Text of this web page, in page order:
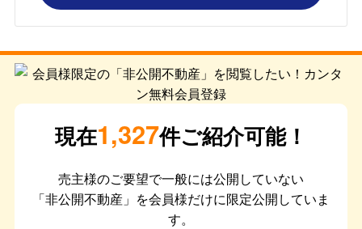
現在1,327件ご紹介可能！
売主様のご要望で一般には公開していない
「非公開不動産」を会員様だけに限定公開していま
す。